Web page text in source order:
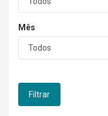
Mês
Filtrar